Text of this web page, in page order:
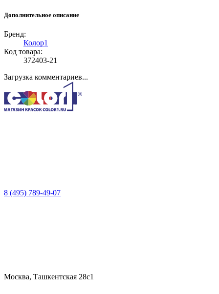
Дополнительное описание
Бренд:
Колор1
Код товара:
372403-21
Загрузка комментариев...
8 (495) 789-49-07
Москва, Ташкентская 28с1